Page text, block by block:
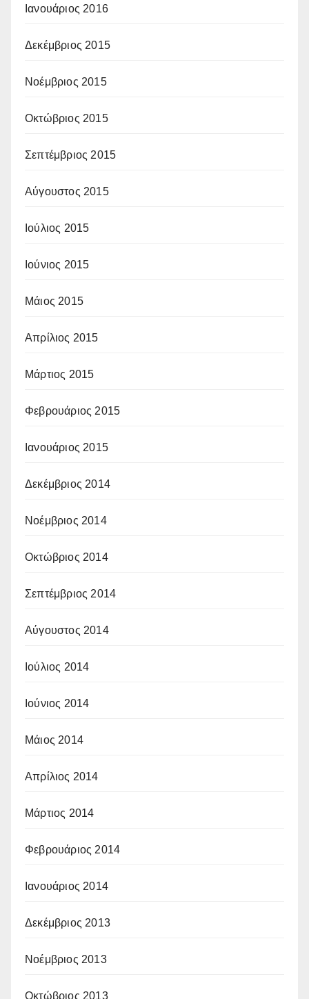
Ιανουάριος 2016
Δεκέμβριος 2015
Νοέμβριος 2015
Οκτώβριος 2015
Σεπτέμβριος 2015
Αύγουστος 2015
Ιούλιος 2015
Ιούνιος 2015
Μάιος 2015
Απρίλιος 2015
Μάρτιος 2015
Φεβρουάριος 2015
Ιανουάριος 2015
Δεκέμβριος 2014
Νοέμβριος 2014
Οκτώβριος 2014
Σεπτέμβριος 2014
Αύγουστος 2014
Ιούλιος 2014
Ιούνιος 2014
Μάιος 2014
Απρίλιος 2014
Μάρτιος 2014
Φεβρουάριος 2014
Ιανουάριος 2014
Δεκέμβριος 2013
Νοέμβριος 2013
Οκτώβριος 2013